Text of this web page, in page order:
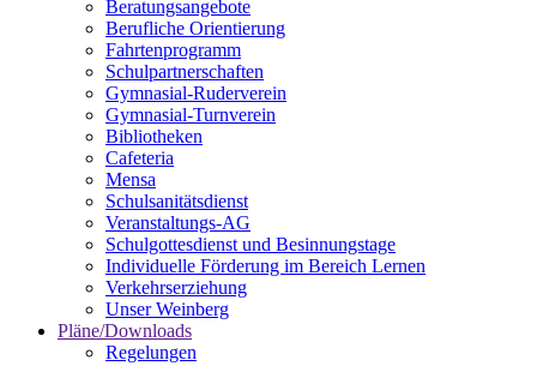
Beratungsangebote
Berufliche Orientierung
Fahrtenprogramm
Schulpartnerschaften
Gymnasial-Ruderverein
Gymnasial-Turnverein
Bibliotheken
Cafeteria
Mensa
Schulsanitätsdienst
Veranstaltungs-AG
Schulgottesdienst und Besinnungstage
Individuelle Förderung im Bereich Lernen
Verkehrserziehung
Unser Weinberg
Pläne/Downloads
Regelungen